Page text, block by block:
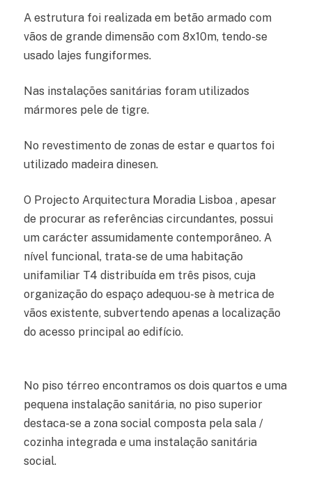
A estrutura foi realizada em betão armado com
vãos de grande dimensão com 8x10m, tendo-se
usado lajes fungiformes.
Nas instalações sanitárias foram utilizados
mármores pele de tigre.
No revestimento de zonas de estar e quartos foi
utilizado madeira dinesen.
O Projecto Arquitectura Moradia Lisboa , apesar
de procurar as referências circundantes, possui
um carácter assumidamente contemporâneo. A
nível funcional, trata-se de uma habitação
unifamiliar T4 distribuída em três pisos, cuja
organização do espaço adequou-se à metrica de
vãos existente, subvertendo apenas a localização
do acesso principal ao edifício.
No piso térreo encontramos os dois quartos e uma
pequena instalação sanitária, no piso superior
destaca-se a zona social composta pela sala /
cozinha integrada e uma instalação sanitária
social.